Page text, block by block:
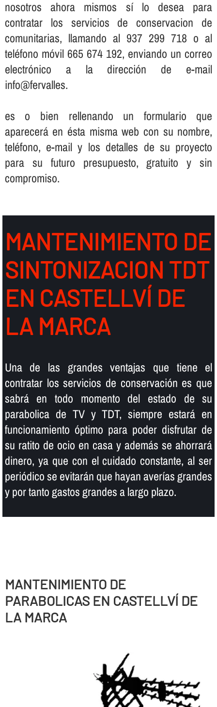
nosotros ahora mismos sí­ lo desea para
contratar los servicios de conservacion de
comunitarias, llamando al 937 299 718 o al
teléfono móvil 665 674 192, enviando un correo
electrónico a la dirección de e-mail
info@fervalles.
es o bien rellenando un formulario que
aparecerá en ésta misma web con su nombre,
teléfono, e-mail y los detalles de su proyecto
para su futuro presupuesto, gratuito y sin
compromiso.
MANTENIMIENTO DE
SINTONIZACION TDT
EN CASTELLVÍ DE
LA MARCA
Una de las grandes ventajas que tiene el
contratar los servicios de conservación es que
sabrá en todo momento del estado de su
parabolica de TV y TDT, siempre estará en
funcionamiento óptimo para poder disfrutar de
su ratito de ocio en casa y además se ahorrará
dinero, ya que con el cuidado constante, al ser
periódico se evitarán que hayan averí­as grandes
y por tanto gastos grandes a largo plazo.
MANTENIMIENTO DE
PARABOLICAS EN CASTELLVÍ DE
LA MARCA